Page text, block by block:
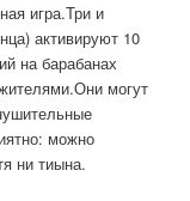
игра.Три и
активируют 10
на барабанах
могут
можно
ни тиына.